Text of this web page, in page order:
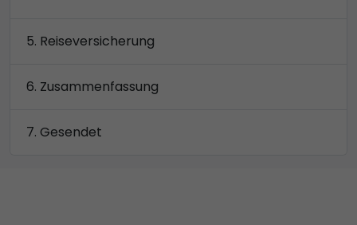
Reiseversicherung
Zusammenfassung
Gesendet